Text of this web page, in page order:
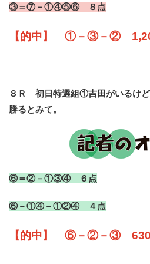
③＝⑦－①④⑤⑥ ８点
【的中】 ①－③－②
８Ｒ 初日特選組①吉田がいるけ
勝るとみて。
⑥＝②－①③④ ６点
⑥－①④－①②④ ４点
【的中】 ⑥－②－③ 630